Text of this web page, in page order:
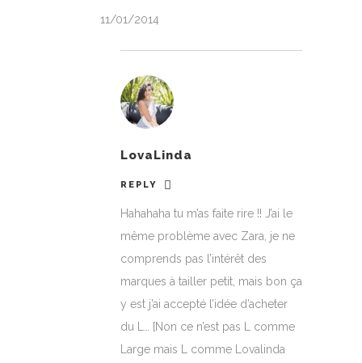
11/01/2014
LovaLinda
REPLY
Hahahaha tu m’as faite rire !! J’ai le
même problème avec Zara, je ne
comprends pas l’intérêt des
marques à tailler petit, mais bon ça
y est j’ai accepté l’idée d’acheter
du L… [Non ce n’est pas L comme
Large mais L comme Lovalinda